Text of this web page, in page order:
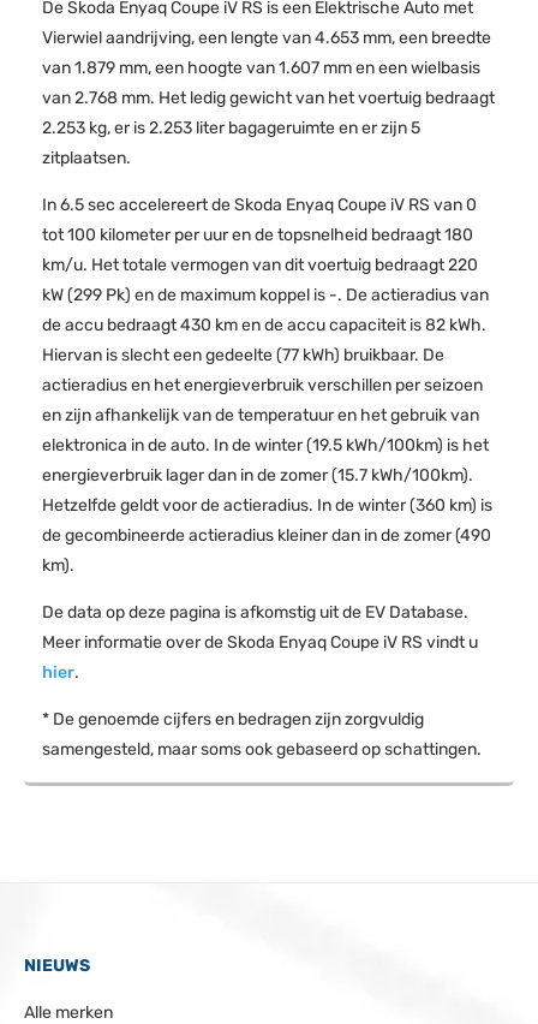
De Skoda Enyaq Coupe iV RS is een Elektrische Auto met
Vierwiel aandrijving, een lengte van 4.653 mm, een breedte
van 1.879 mm, een hoogte van 1.607 mm en een wielbasis
van 2.768 mm. Het ledig gewicht van het voertuig bedraagt
2.253 kg, er is 2.253 liter bagageruimte en er zijn 5
zitplaatsen.
In 6.5 sec accelereert de Skoda Enyaq Coupe iV RS van 0
tot 100 kilometer per uur en de topsnelheid bedraagt 180
km/u. Het totale vermogen van dit voertuig bedraagt 220
kW (299 Pk) en de maximum koppel is -. De actieradius van
de accu bedraagt 430 km en de accu capaciteit is 82 kWh.
Hiervan is slecht een gedeelte (77 kWh) bruikbaar. De
actieradius en het energieverbruik verschillen per seizoen
en zijn afhankelijk van de temperatuur en het gebruik van
elektronica in de auto. In de winter (19.5 kWh/100km) is het
energieverbruik lager dan in de zomer (15.7 kWh/100km).
Hetzelfde geldt voor de actieradius. In de winter (360 km) is
de gecombineerde actieradius kleiner dan in de zomer (490
km).
De data op deze pagina is afkomstig uit de EV Database.
Meer informatie over de Skoda Enyaq Coupe iV RS vindt u
hier.
* De genoemde cijfers en bedragen zijn zorgvuldig
samengesteld, maar soms ook gebaseerd op schattingen.
NIEUWS
Alle merken